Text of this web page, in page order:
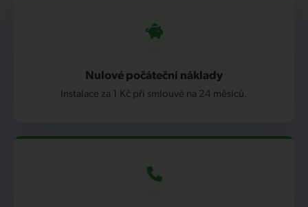
Nulové počáteční náklady
Instalace za 1 Kč při smlouvě na 24 měsíců.